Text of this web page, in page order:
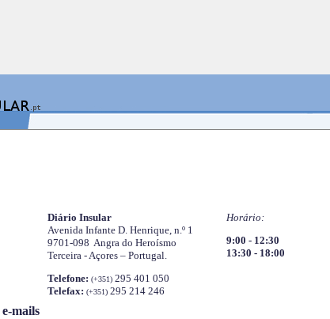
Diário Insular
Avenida Infante D. Henrique, n.º 1
9701-098 Angra do Heroísmo
Terceira - Açores – Portugal.
Telefone: (+351)295 401 050
Telefax: (+351)295 214 246
Horário:
9:00 - 12:30
13:30 - 18:00
e-mails